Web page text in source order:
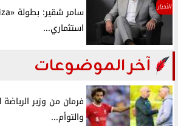
الأخبار
استثماري...
آخر الموضوعات
فرمان من وزير
والتوأم...